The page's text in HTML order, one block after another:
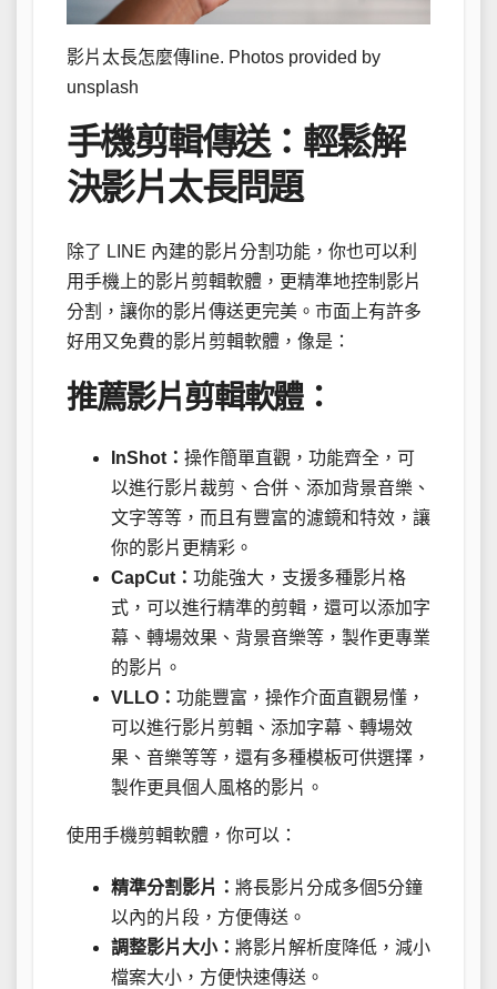
影片太長怎麼傳line. Photos provided by
unsplash
手機剪輯傳送：輕鬆解
決影片太長問題
除了 LINE 內建的影片分割功能，你也可以利
用手機上的影片剪輯軟體，更精準地控制影片
分割，讓你的影片傳送更完美。市面上有許多
好用又免費的影片剪輯軟體，像是：
推薦影片剪輯軟體：
InShot： 操作簡單直觀，功能齊全，可
以進行影片裁剪、合併、添加背景音樂、
文字等等，而且有豐富的濾鏡和特效，讓
你的影片更精彩。
CapCut： 功能強大，支援多種影片格
式，可以進行精準的剪輯，還可以添加字
幕、轉場效果、背景音樂等，製作更專業
的影片。
VLLO： 功能豐富，操作介面直觀易懂，
可以進行影片剪輯、添加字幕、轉場效
果、音樂等等，還有多種模板可供選擇，
製作更具個人風格的影片。
使用手機剪輯軟體，你可以：
精準分割影片： 將長影片分成多個5分鐘
以內的片段，方便傳送。
調整影片大小： 將影片解析度降低，減小
檔案大小，方便快速傳送。